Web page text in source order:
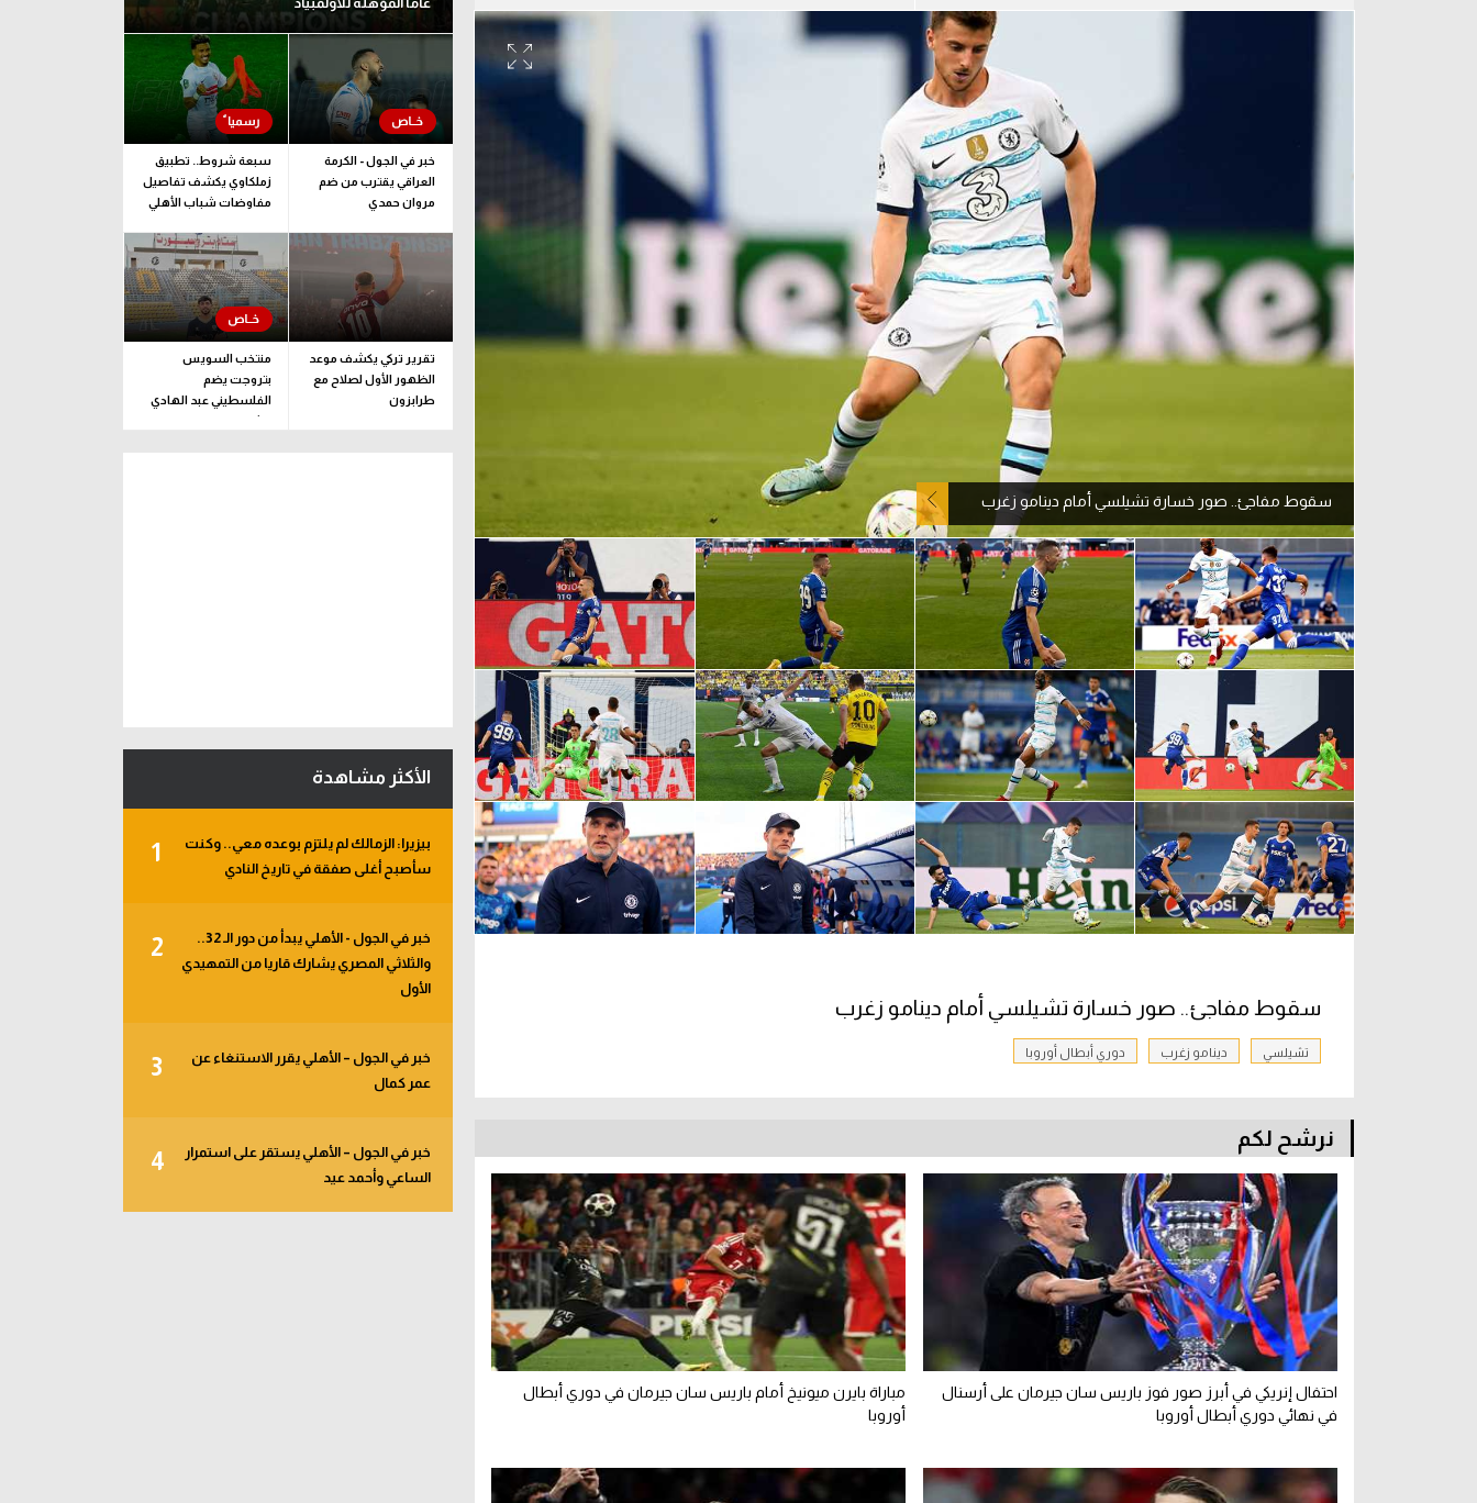
الدوري السعودي للمحترفين
دوري أبطال أوروبا
دوري أبطال إفريقيا
كل البطولات
دوري أبطال أوروبا
آسيا
ركن الألعاب
سقوط مفاجئ.. صور خسارة تشيلسي أمام دينامو زغرب
سقوط مفاجئ.. صور خسارة تشيلسي أمام دينامو زغرب
تشيلسي دينامو زغرب دوري أبطال أوروبا
نرشح لكم
احتفال إنريكي في أبرز صور فوز باريس سان جيرمان على أرسنال
في نهائي دوري أبطال أوروبا
مباراة بايرن ميونيخ أمام باريس سان جيرمان في دوري أبطال
أوروبا
خبر في الجول - الكرمة
العراقي يقترب من ضم
مروان حمدي
سبعة شروط.. تطبيق
زملكاوي يكشف تفاصيل
مفاوضات شباب الأهلي
تقرير تركي يكشف موعد
الظهور الأول لصلاح مع
طرابزون
منتخب السويس
بتروجت يضم
الفلسطيني عبد الهادي
راشد
الأكثر مشاهدة
1
بيزيرا: الزمالك لم يلتزم بوعده معي.. وكنت
سأصبح أغلى صفقة في تاريخ النادي
2
خبر في الجول - الأهلي يبدأ من دور الـ 32..
والثلاثي المصري يشارك قاريا من التمهيدي
الأول
3
خبر في الجول – الأهلي يقرر الاستنغاء عن
عمر كمال
4
خبر في الجول – الأهلي يستقر على استمرار
الساعي وأحمد عيد